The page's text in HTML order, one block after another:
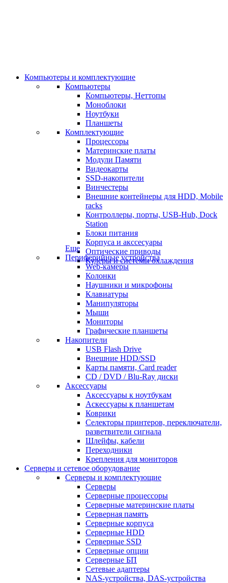
Компьютеры и комплектующие
Компьютеры
Компьютеры, Неттопы
Моноблоки
Ноутбуки
Планшеты
Комплектующие
Процессоры
Материнские платы
Модули Памяти
Видеокарты
SSD-накопители
Винчестеры
Внешние контейнеры для HDD, Mobile
racks
Контроллеры, порты, USB-Hub, Dock
Station
Блоки питания
Корпуса и акссесуары
Оптические приводы
Кулеры и системы охлаждения
Еще
Периферийные устройства
Web-камеры
Колонки
Наушники и микрофоны
Клавиатуры
Манипуляторы
Мыши
Мониторы
Графические планшеты
Накопители
USB Flash Drive
Внешние HDD/SSD
Карты памяти, Card reader
CD / DVD / Blu-Ray диски
Аксессуары
Аксессуары к ноутбукам
Аскессуары к планшетам
Коврики
Селекторы принтеров, переключатели,
разветвители сигнала
Шлейфы, кабели
Переходники
Крепления для мониторов
Серверы и сетевое оборудование
Серверы и комплектующие
Серверы
Серверные процессоры
Серверные материнские платы
Серверная память
Серверные корпуса
Серверные HDD
Серверные SSD
Серверные опции
Серверные БП
Сетевые адаптеры
NAS-устройства, DAS-устройства